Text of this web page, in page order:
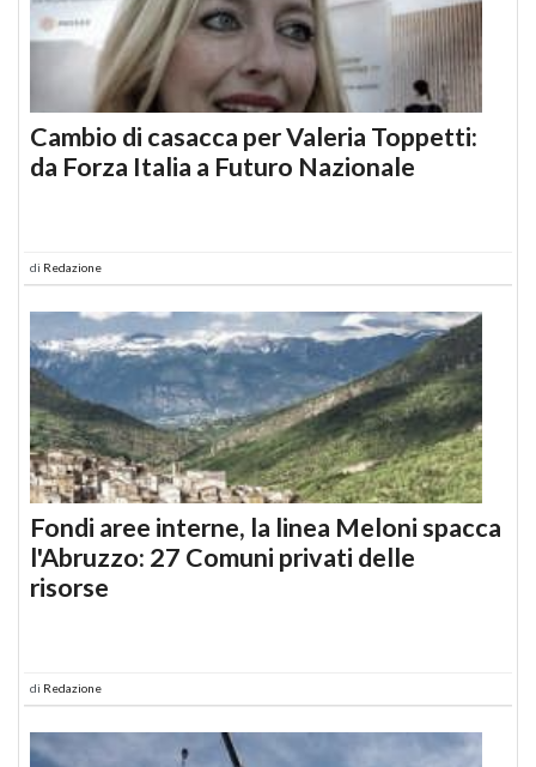
Cambio di casacca per Valeria Toppetti:
da Forza Italia a Futuro Nazionale
di Redazione
Fondi aree interne, la linea Meloni spacca
l'Abruzzo: 27 Comuni privati delle
risorse
di Redazione